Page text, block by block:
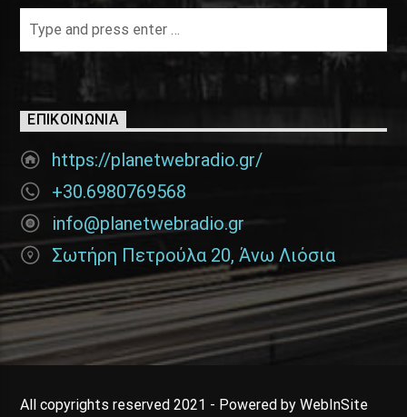
ΕΠΙΚΟΙΝΩΝΊΑ
https://planetwebradio.gr/
+30.6980769568
info@planetwebradio.gr
Σωτήρη Πετρούλα 20, Άνω Λιόσια
All copyrights reserved 2021 - Powered by WebInSite